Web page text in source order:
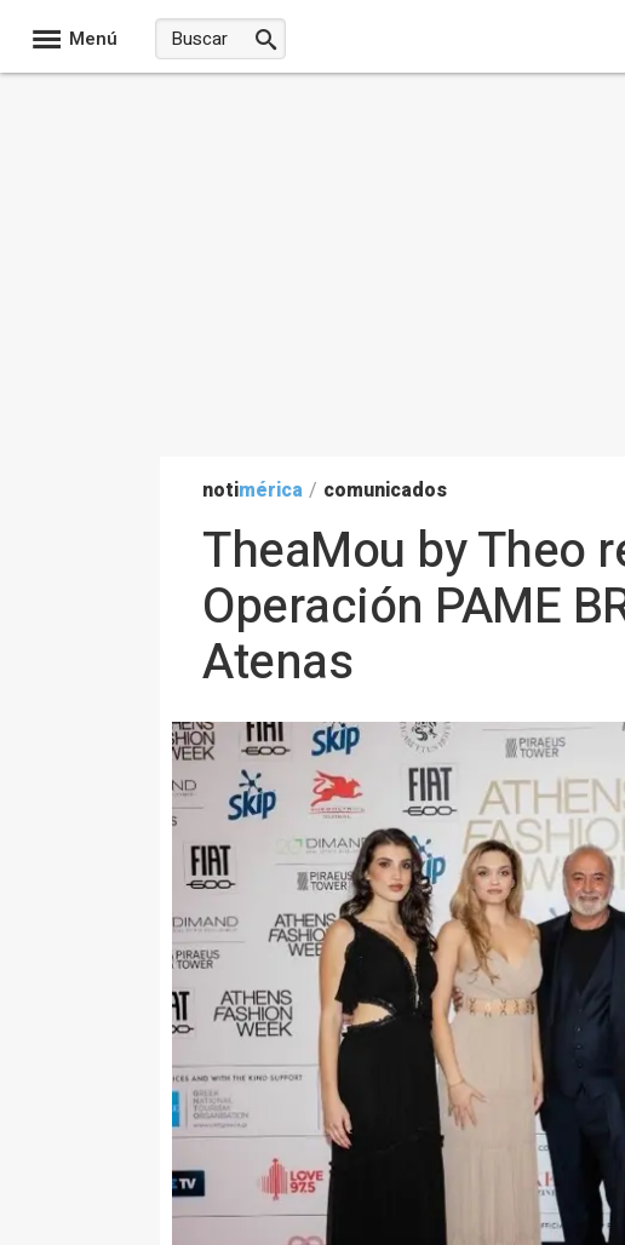
Menú
notimérica / comunicados
TheaMou by Theo
Operación PAME
Atenas